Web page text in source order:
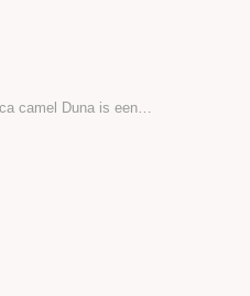
camel Duna is een…